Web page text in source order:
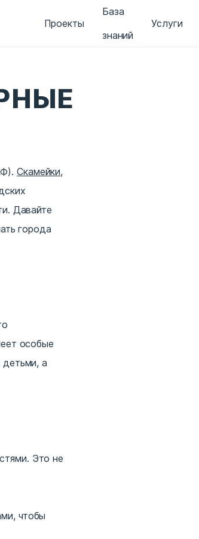
Проекты
База
знаний
Услуги
Скамейки,
Давайте
города
особые
а
Это не
чтобы